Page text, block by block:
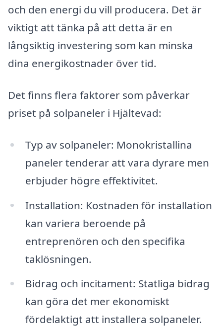
och den energi du vill producera. Det är
viktigt att tänka på att detta är en
långsiktig investering som kan minska
dina energikostnader över tid.
Det finns flera faktorer som påverkar
priset på solpaneler i Hjältevad:
Typ av solpaneler: Monokristallina
paneler tenderar att vara dyrare men
erbjuder högre effektivitet.
Installation: Kostnaden för installation
kan variera beroende på
entreprenören och den specifika
taklösningen.
Bidrag och incitament: Statliga bidrag
kan göra det mer ekonomiskt
fördelaktigt att installera solpaneler.